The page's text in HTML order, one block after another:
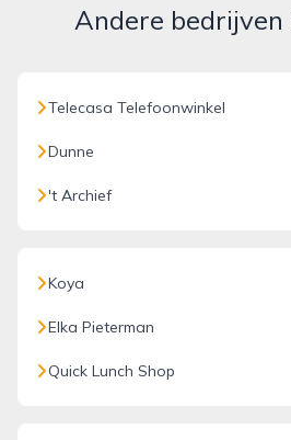
Andere bedrijven
Telecasa Telefoonwinkel
Dunne
't Archief
Koya
Elka Pieterman
Quick Lunch Shop